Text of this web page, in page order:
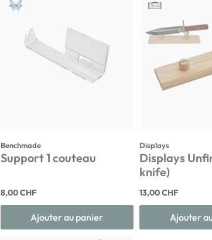
Benchmade
Support 1 couteau
8,00 CHF
Ajouter au panier
Displays
Displays
knife)
13,00 CHF
Ajouter